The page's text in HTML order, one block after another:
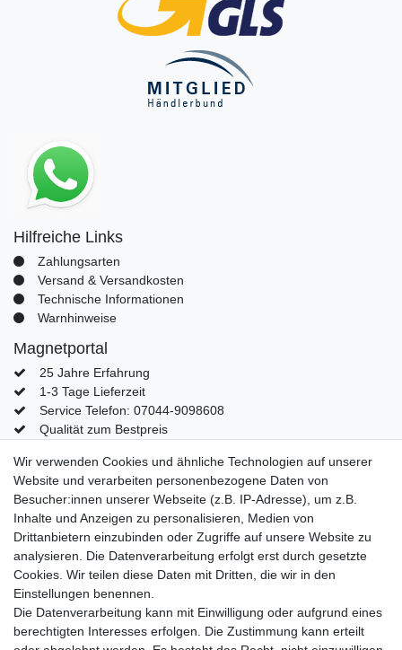
Hilfreiche Links
Zahlungsarten
Versand & Versandkosten
Technische Informationen
Warnhinweise
Magnetportal
25 Jahre Erfahrung
1-3 Tage Lieferzeit
Service Telefon: 07044-9098608
Qualität zum Bestpreis
Mein Konto
Konto
Login
Kontaktformular
Impressum Daten­schutz­erklärung
Wir verwenden Cookies und ähnliche Technologien auf unserer
Website und verarbeiten personenbezogene Daten von
Besucher:innen unserer Webseite (z.B. IP-Adresse), um z.B.
Inhalte und Anzeigen zu personalisieren, Medien von
Drittanbietern einzubinden oder Zugriffe auf unsere Website zu
analysieren. Die Datenverarbeitung erfolgt erst durch gesetzte
Cookies. Wir teilen diese Daten mit Dritten, die wir in den
Einstellungen benennen.
Die Datenverarbeitung kann mit Einwilligung oder aufgrund eines
berechtigten Interesses erfolgen. Die Zustimmung kann erteilt